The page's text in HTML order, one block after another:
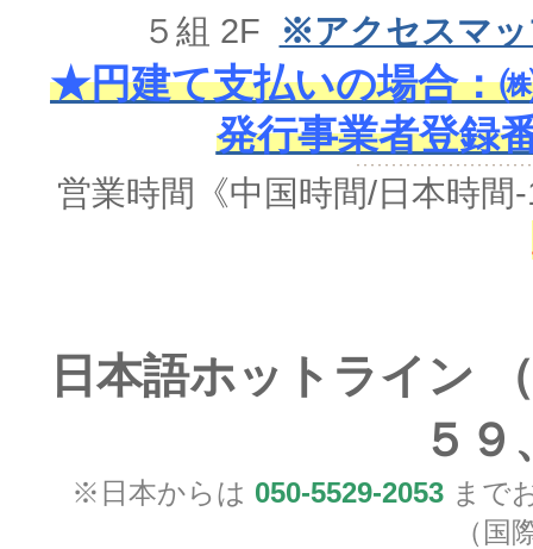
５組 2F
※アクセスマ
★円建て支払いの場合：
発行事業者登録
営業時間《中国時間/日本時間
日本語ホットライン
５９
※日本からは 050-5529-2053 まで
（国